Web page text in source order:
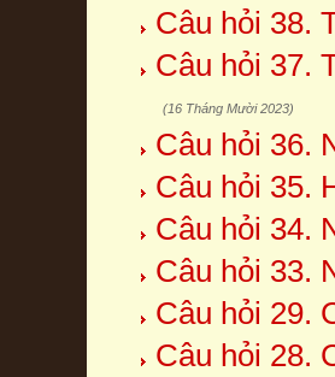
Câu hỏi 38.
Câu hỏi 37.
(16 Tháng Mười 2023)
Câu hỏi 36.
Câu hỏi 35.
Câu hỏi 34.
Câu hỏi 33.
Câu hỏi 29.
Câu hỏi 28.